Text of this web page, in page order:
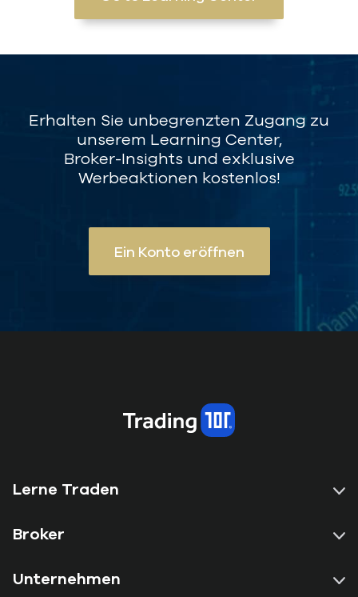
Erhalten Sie unbegrenzten Zugang zu
unserem Learning Center,
Broker-Insights und exklusive
Werbeaktionen kostenlos!
Ein Konto eröffnen
Lerne Traden
Broker
Unternehmen